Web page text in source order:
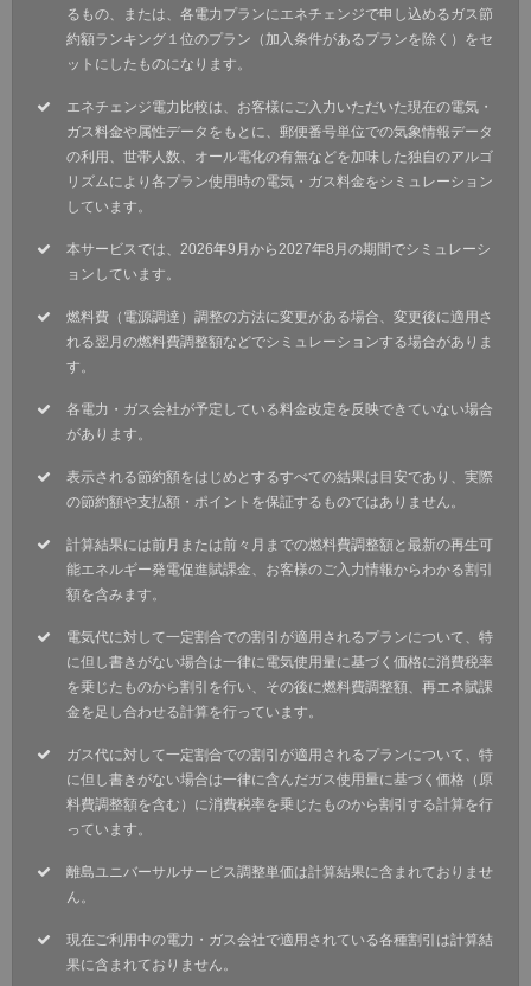
るもの、または、各電力プランにエネチェンジで申し込めるガス節
約額ランキング１位のプラン（加入条件があるプランを除く）をセ
ットにしたものになります。
エネチェンジ電力比較は、お客様にご入力いただいた現在の電気・
ガス料金や属性データをもとに、郵便番号単位での気象情報データ
の利用、世帯人数、オール電化の有無などを加味した独自のアルゴ
リズムにより各プラン使用時の電気・ガス料金をシミュレーション
しています。
本サービスでは、2026年9月から2027年8月の期間でシミュレーシ
ョンしています。
燃料費（電源調達）調整の方法に変更がある場合、変更後に適用さ
れる翌月の燃料費調整額などでシミュレーションする場合がありま
す。
各電力・ガス会社が予定している料金改定を反映できていない場合
があります。
表示される節約額をはじめとするすべての結果は目安であり、実際
の節約額や支払額・ポイントを保証するものではありません。
計算結果には前月または前々月までの燃料費調整額と最新の再生可
能エネルギー発電促進賦課金、お客様のご入力情報からわかる割引
額を含みます。
電気代に対して一定割合での割引が適用されるプランについて、特
に但し書きがない場合は一律に電気使用量に基づく価格に消費税率
を乗じたものから割引を行い、その後に燃料費調整額、再エネ賦課
金を足し合わせる計算を行っています。
ガス代に対して一定割合での割引が適用されるプランについて、特
に但し書きがない場合は一律に含んだガス使用量に基づく価格（原
料費調整額を含む）に消費税率を乗じたものから割引する計算を行
っています。
離島ユニバーサルサービス調整単価は計算結果に含まれておりませ
ん。
現在ご利用中の電力・ガス会社で適用されている各種割引は計算結
果に含まれておりません。